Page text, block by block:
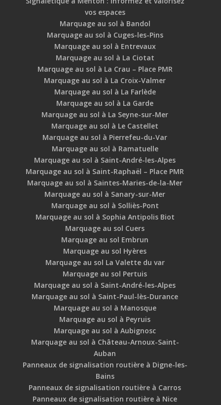
vos espaces
Marquage au sol à Bandol
Marquage au sol à Cuges-les-Pins
Marquage au sol à Entrevaux
Marquage au sol à La Ciotat
Marquage au sol à La Crau – Place PMR
Marquage au sol à La Croix-Valmer
Marquage au sol à La Farlède
Marquage au sol à La Garde
Marquage au sol à La Seyne-sur-Mer
Marquage au sol à Le Castellet
Marquage au sol à Pierrefeu-du-Var
Marquage au sol à Ramatuelle
Marquage au sol à Saint-André-les-Alpes
Marquage au sol à Saint-Raphaël – Place PMR
Marquage au sol à Saintes-Maries-de-la-Mer
Marquage au sol à Sanary-sur-Mer
Marquage au sol à Solliès-Pont
Marquage au sol à Sophia Antipolis Biot
Marquage au sol Cuers
Marquage au sol Embrun
Marquage au sol Hyères
Marquage au sol La Valette du var
Marquage au sol Pertuis
Marquage au sol à Saint-André-les-Alpes
Marquage au sol à Saint-Paul-lès-Durance
Marquage au sol à Manosque
Marquage au sol à Peyruis
Marquage au sol à Aubignosc
Marquage au sol à Château-Arnoux-Saint-
Auban
Panneaux de signalisation routière à Digne-les-
Bains
Panneaux de signalisation routière à Carros
Panneaux de signalisation routière à Nice